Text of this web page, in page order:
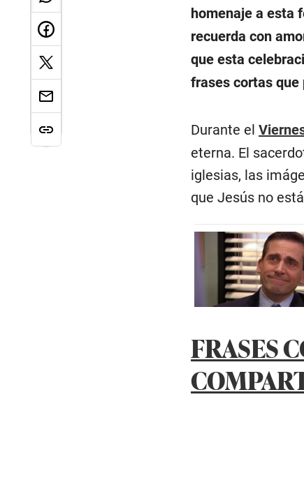
homenaje a esta
recuerda con
que esta
frases cortas
Durante el
eterna. El
iglesias, las
que Jesús no
FRASES